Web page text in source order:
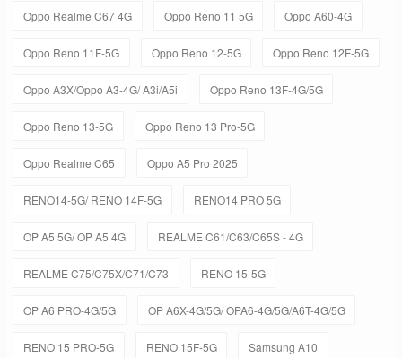
Oppo Realme C67 4G Oppo Reno 11 5G Oppo A60-4G
Oppo Reno 11F-5G Oppo Reno 12-5G Oppo Reno 12F-5G
Oppo A3X/Oppo A3-4G/ A3i/A5i Oppo Reno 13F-4G/5G
Oppo Reno 13-5G Oppo Reno 13 Pro-5G
Oppo Realme C65 Oppo A5 Pro 2025
RENO14-5G/ RENO 14F-5G RENO14 PRO 5G
OP A5 5G/ OP A5 4G REALME C61/C63/C65S - 4G
REALME C75/C75X/C71/C73 RENO 15-5G
OP A6 PRO-4G/5G OP A6X-4G/5G/ OPA6-4G/5G/A6T-4G/5G
RENO 15 PRO-5G RENO 15F-5G Samsung A10